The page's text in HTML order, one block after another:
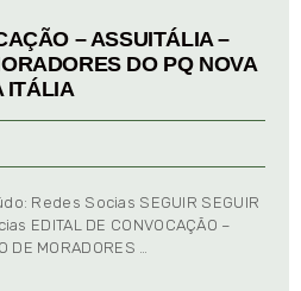
– ASSUITÁLIA –
DO PQ NOVA
ITÁLIA
Redes Socias SEGUIR SEGUIR
EDITAL DE CONVOCAÇÃO –
DE MORADORES …